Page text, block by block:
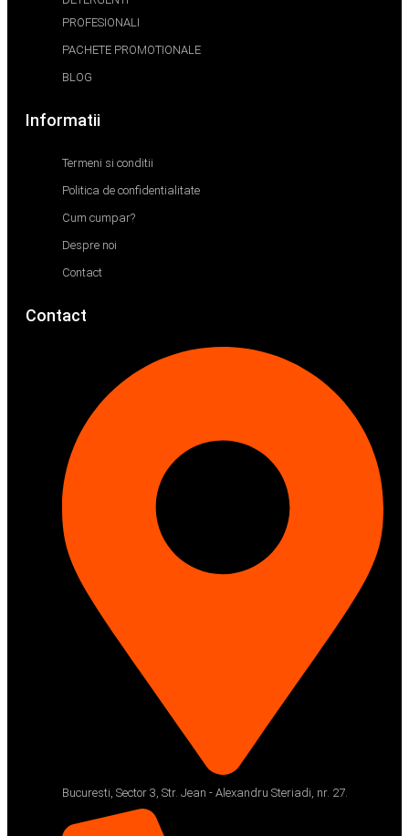
PROFESIONALI
PACHETE PROMOTIONALE
BLOG
Informatii
Termeni si conditii
Politica de confidentialitate
Cum cumpar?
Despre noi
Contact
Contact
Bucuresti, Sector 3, Str. Jean - Alexandru Steriadi, nr. 27.